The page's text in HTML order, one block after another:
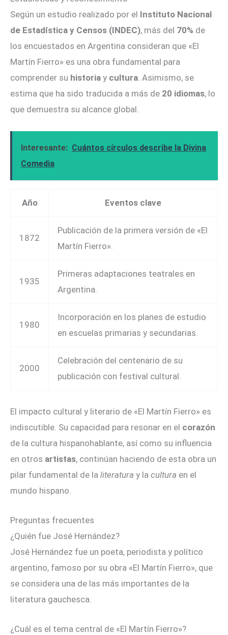
Según un estudio realizado por el Instituto Nacional
de Estadística y Censos (INDEC), más del 70% de
los encuestados en Argentina consideran que «El
Martín Fierro» es una obra fundamental para
comprender su historia y cultura. Asimismo, se
estima que ha sido traducida a más de 20 idiomas, lo
que demuestra su alcance global.
Interesante: Cuántos círculos describe la Divina
Comedia
Año Eventos clave
1872
Publicación de la primera versión de «El
Martín Fierro».
1935
Primeras adaptaciones teatrales en
Argentina.
1980
Incorporación en los planes de estudio
en escuelas primarias y secundarias.
2000
Celebración del centenario de su
publicación con festival cultural.
El impacto cultural y literario de «El Martín Fierro» es
indiscutible. Su capacidad para resonar en el corazón
de la cultura hispanohablante, así como su influencia
en otros artistas, continúan haciendo de esta obra un
pilar fundamental de la literatura y la cultura en el
mundo hispano.
Preguntas frecuentes
¿Quién fue José Hernández?
José Hernández fue un poeta, periodista y político
argentino, famoso por su obra «El Martín Fierro», que
se considera una de las más importantes de la
literatura gauchesca.
¿Cuál es el tema central de «El Martín Fierro»?